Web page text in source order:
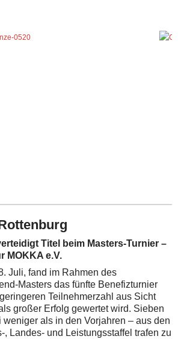
Titel beim Masters-Turnier –
MOKKA e.V.
Juli, fand im Rahmen des
Masters das fünfte Benefizturnier
Teilnehmerzahl aus Sicht
großer Erfolg gewertet wird. Sieben
weniger als in den Vorjahren – aus den
, Landes- und Leistungsstaffel trafen zu